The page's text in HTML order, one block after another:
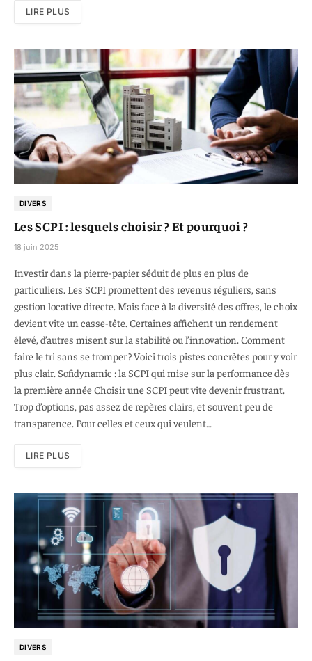
LIRE PLUS
DIVERS
Les SCPI : lesquels choisir ? Et pourquoi ?
18 juin 2025
Investir dans la pierre-papier séduit de plus en plus de
particuliers. Les SCPI promettent des revenus réguliers, sans
gestion locative directe. Mais face à la diversité des offres, le choix
devient vite un casse-tête. Certaines affichent un rendement
élevé, d’autres misent sur la stabilité ou l’innovation. Comment
faire le tri sans se tromper ? Voici trois pistes concrètes pour y voir
plus clair. Sofidynamic : la SCPI qui mise sur la performance dès
la première année Choisir une SCPI peut vite devenir frustrant.
Trop d’options, pas assez de repères clairs, et souvent peu de
transparence. Pour celles et ceux qui veulent…
LIRE PLUS
DIVERS